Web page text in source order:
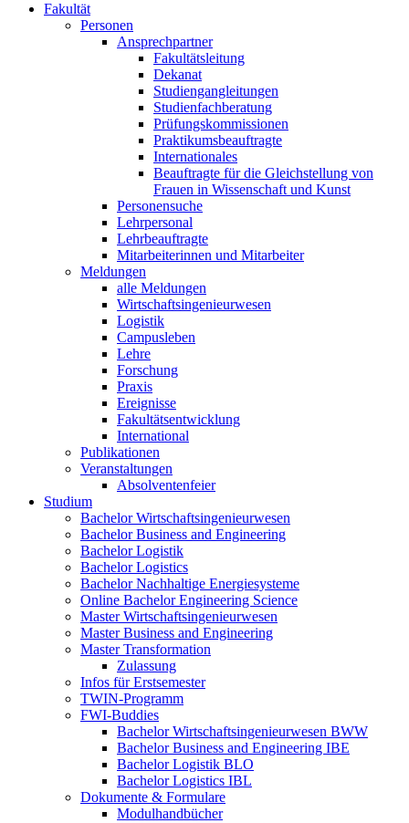
Fakultät
Personen
Ansprechpartner
Fakultätsleitung
Dekanat
Studiengangleitungen
Studienfachberatung
Prüfungskommissionen
Praktikumsbeauftragte
Internationales
Beauftragte für die Gleichstellung von
Frauen in Wissenschaft und Kunst
Personensuche
Lehrpersonal
Lehrbeauftragte
Mitarbeiterinnen und Mitarbeiter
Meldungen
alle Meldungen
Wirtschaftsingenieurwesen
Logistik
Campusleben
Lehre
Forschung
Praxis
Ereignisse
Fakultätsentwicklung
International
Publikationen
Veranstaltungen
Absolventenfeier
Studium
Bachelor Wirtschaftsingenieurwesen
Bachelor Business and Engineering
Bachelor Logistik
Bachelor Logistics
Bachelor Nachhaltige Energiesysteme
Online Bachelor Engineering Science
Master Wirtschaftsingenieurwesen
Master Business and Engineering
Master Transformation
Zulassung
Infos für Erstsemester
TWIN-Programm
FWI-Buddies
Bachelor Wirtschaftsingenieurwesen BWW
Bachelor Business and Engineering IBE
Bachelor Logistik BLO
Bachelor Logistics IBL
Dokumente & Formulare
Modulhandbücher